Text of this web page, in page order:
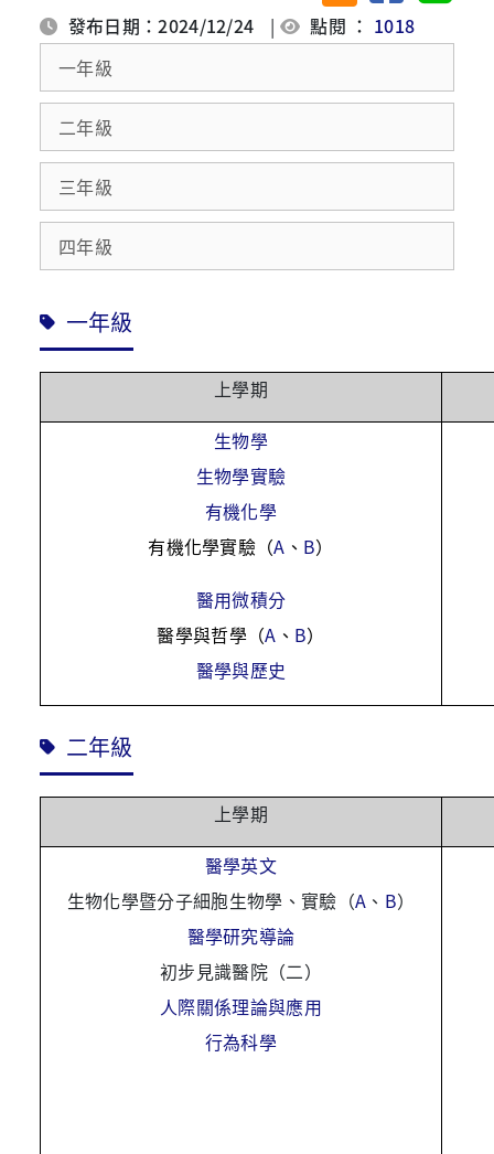
發布日期：2024/12/24 | 點閱 ： 1018
一年級
二年級
三年級
四年級
一年級
上學期
生物學
生物學實驗
有機化學
有機化學實驗（A 、 B）
醫用微積分
醫學與哲學（A 、 B）
醫學與歷史
二年級
上學期
醫學英文
生物化學暨分子細胞生物學、實驗（A 、 B）
醫學研究導論
初步見識醫院（二）
人際關係理論與應用
行為科學